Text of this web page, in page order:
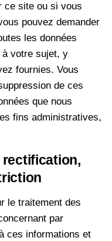
ce site ou si vous
pouvez demander
les données
à votre sujet, y
fournies. Vous
de ces
que nous
fins administratives,
rectification,
le traitement des
par
ces informations et